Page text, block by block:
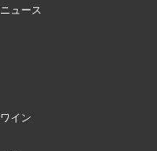
ニュース
ワイン